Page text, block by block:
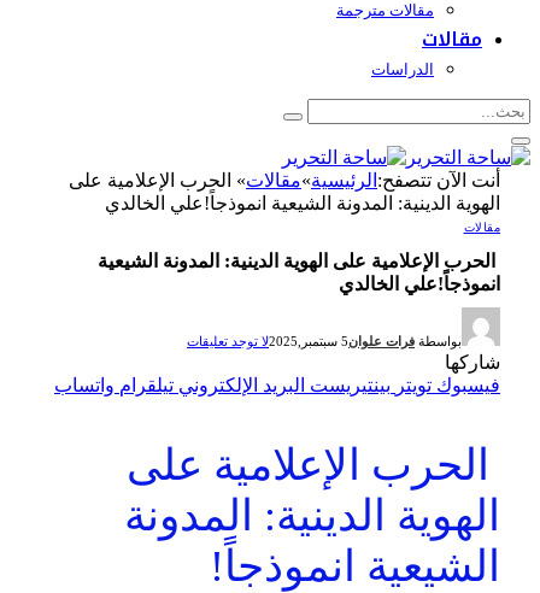
مقالات مترجمة
مقالات
الدراسات
أنت الآن تتصفح:الرئيسية»مقالات»الحرب الإعلامية على
الهوية الدينية: المدونة الشيعية انموذجاً!علي الخالدي
مقالات
الحرب الإعلامية على الهوية الدينية: المدونة الشيعية
انموذجاً!علي الخالدي
بواسطة فرات علوان 5 سبتمبر,2025 لا توجد تعليقات
شاركها
فيسبوك تويتر بينتيريست البريد الإلكتروني تيلقرام واتساب
الحرب الإعلامية على
الهوية الدينية: المدونة
الشيعية انموذجاً!